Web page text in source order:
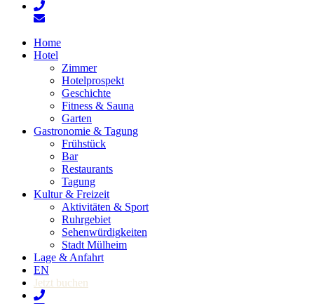
Home
Hotel
Zimmer
Hotelprospekt
Geschichte
Fitness & Sauna
Garten
Gastronomie & Tagung
Frühstück
Bar
Restaurants
Tagung
Kultur & Freizeit
Aktivitäten & Sport
Ruhrgebiet
Sehenwürdigkeiten
Stadt Mülheim
Lage & Anfahrt
EN
Jetzt buchen